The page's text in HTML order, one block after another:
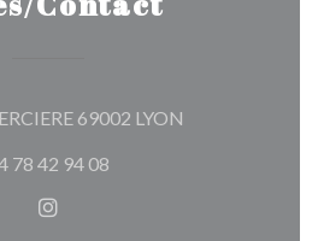
69002 LYON
78 42 94 08
Instagram ((ouvre une